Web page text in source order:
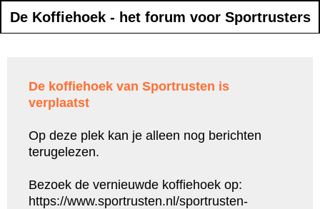
De Koffiehoek - het forum voor Sportrusters
De koffiehoek van Sportrusten is
verplaatst
Op deze plek kan je alleen nog berichten
terugelezen.
Bezoek de vernieuwde koffiehoek op:
https://www.sportrusten.nl/sportrusten-